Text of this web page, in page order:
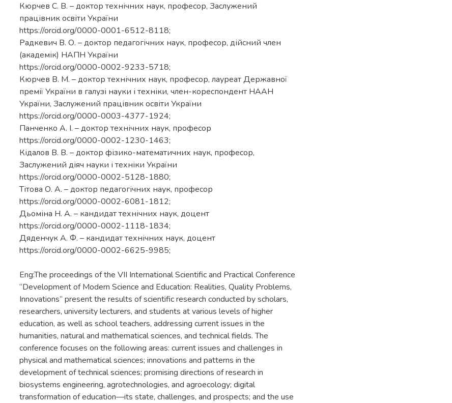
Кюрчев С. В. – доктор технічних наук, професор, Заслужений
працівник освіти України
https://orcid.org/0000-0001-6512-8118;
Радкевич В. О. – доктор педагогічних наук, професор, дійсний член
(академік) НАПН України
https://orcid.org/0000-0002-9233-5718;
Кюрчев В. М. – доктор технічних наук, професор, лауреат Державної
премії України в галузі науки і техніки, член-кореспондент НААН
України, Заслужений працівник освіти України
https://orcid.org/0000-0003-4377-1924;
Панченко А. І. – доктор технічних наук, професор
https://orcid.org/0000-0002-1230-1463;
Кідалов В. В. – доктор фізико-математичних наук, професор,
Заслужений діяч науки і техніки України
https://orcid.org/0000-0002-5128-1880;
Тітова О. А. – доктор педагогічних наук, професор
https://orcid.org/0000-0002-6081-1812;
Дьоміна Н. А. – кандидат технічних наук, доцент
https://orcid.org/0000-0002-1118-1834;
Дяденчук А. Ф. – кандидат технічних наук, доцент
https://orcid.org/0000-0002-6625-9985;
Eng:The proceedings of the VII International Scientific and Practical Conference
“Development of Modern Science and Education: Realities, Quality Problems,
Innovations” present the results of scientific research conducted by scholars,
researchers, university lecturers, and students at various levels of higher
education, as well as school teachers, addressing current issues in the
humanities, natural and mathematical sciences, and technical fields. The
conference focuses on the following areas: current issues and challenges in
physical and mathematical sciences; innovations and patterns in the
development of technical sciences; promising directions of research in
biosystems engineering, agrotechnologies, and agroecology; digital
transformation of education—its state, challenges, and prospects; and the use